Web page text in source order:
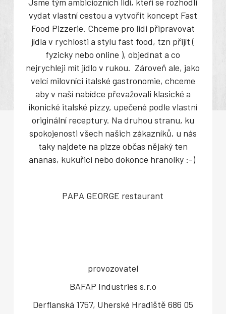
vydat vlastní cestou a vytvořit koncept Fast
Food Pizzerie. Chceme pro lidi připravovat
jídla v rychlosti a stylu fast food, tzn přijít (
fyzicky nebo online ), objednat a co
nejrychleji mít jídlo v rukou. Zároveň ale, jako
velcí milovníci italské gastronomie, chceme
aby v naší nabídce převažovali klasické a
ikonické italské pizzy, upečené podle vlastní
originální receptury. Na druhou stranu, ku
spokojenosti všech našich zákazníků, u nás
taky najdete na pizze občas nějaký ten
ananas, kukuřici nebo dokonce hranolky :-)
PAPA GEORGE restaurant
provozovatel
BAFAP Industries s.r.o
Derflanská 1757, Uherské Hradiště 686 05